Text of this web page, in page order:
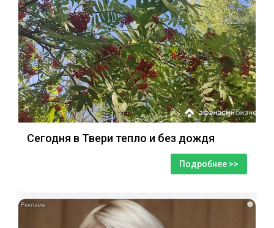
Сегодня в Твери тепло и без дождя
Подробнее >>
i